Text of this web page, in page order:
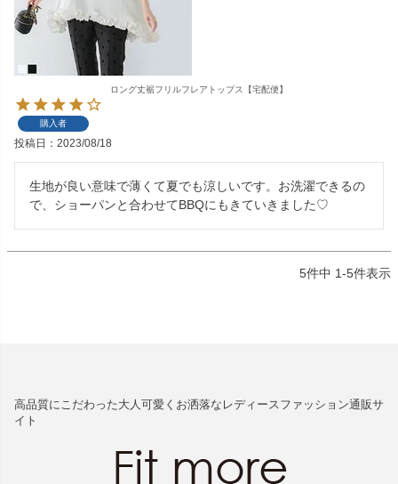
ロング丈裾フリルフレアトップス【宅配便】
購入者
投稿日 2023/08/18
生地が良い意味で薄くて夏でも涼しいです。お洗濯できるの
で、ショーパンと合わせてBBQにもきていきました♡
5件中 1-5件表示
高品質にこだわった大人可愛くお洒落なレディースファッション通販サ
イト